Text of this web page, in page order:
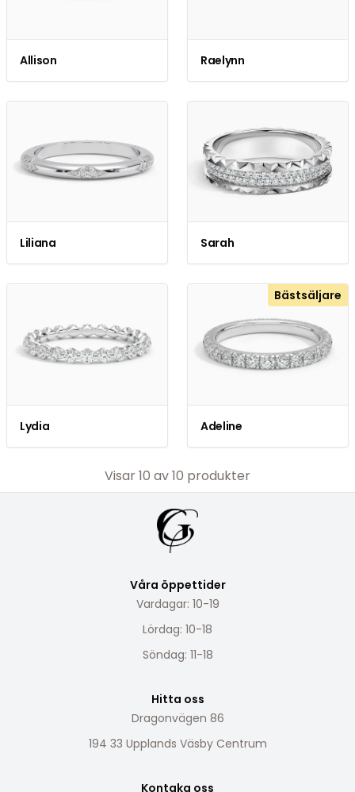
Allison Raelynn
Liliana Sarah
Lydia
Bästsäljare
Adeline
Visar10 av10 produkter
Våra öppettider
Vardagar: 10-19
Lördag: 10-18
Söndag: 11-18
Hitta oss
Dragonvägen 86
194 33 Upplands Väsby Centrum
Kontaka oss